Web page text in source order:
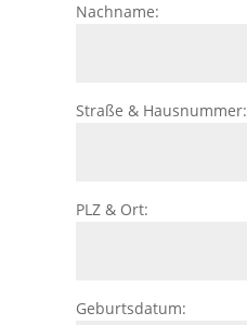
Nachname:
Straße & Hausnummer:
PLZ & Ort:
Geburtsdatum: